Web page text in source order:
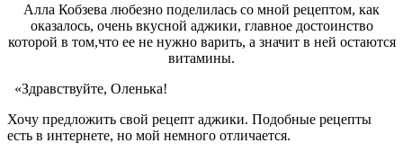
Алла Кобзева любезно поделилась со мной рецептом, как
оказалось, очень вкусной аджики, главное достоинство
которой в том,что ее не нужно варить, а значит в ней остаются
витамины.
«Здравствуйте, Оленька!
Хочу предложить свой рецепт аджики. Подобные рецепты
есть в интернете, но мой немного отличается.